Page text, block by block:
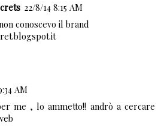
22/8/14 8:15 AM
conoscevo il brand
AM
me , lo ammetto!! andrò a cercare